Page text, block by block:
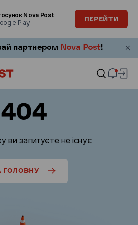
Nova Post
Play
ПЕРЕЙТИ
404
ви запитуєте не існує
ГОЛОВНУ